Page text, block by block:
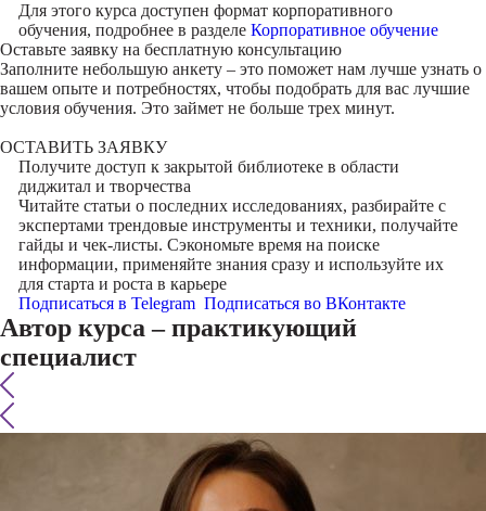
Для этого курса доступен формат корпоративного
обучения, подробнее в разделе Корпоративное обучение
Оставьте заявку на бесплатную консультацию
Заполните небольшую анкету – это поможет нам лучше узнать о
вашем опыте и потребностях, чтобы подобрать для вас лучшие
условия обучения. Это займет не больше трех минут.
ОСТАВИТЬ ЗАЯВКУ
Получите доступ к закрытой библиотекев области
диджитал и творчества
Читайте статьи о последних исследованиях, разбирайте с
экспертами трендовые инструменты и техники, получайте
гайды и чек-листы. Сэкономьте время на поиске
информации, применяйте знания сразу и используйте их
для старта и роста в карьере
Подписаться в Telegram Подписаться во ВКонтакте
Автор курса – практикующий
специалист